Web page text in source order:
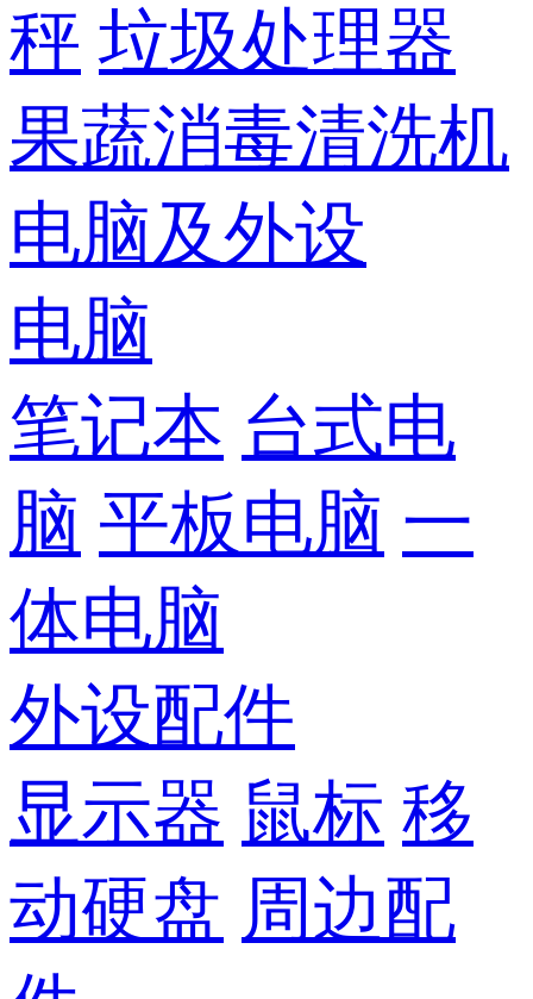
秤 垃圾处理器
果蔬消毒清洗机
电脑及外设
电脑
笔记本 台式电
脑 平板电脑 一
体电脑
外设配件
显示器 鼠标 移
动硬盘 周边配